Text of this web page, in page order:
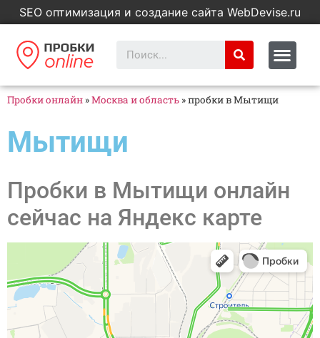
SEO оптимизация и создание сайта WebDevise.ru
Пробки онлайн »Москва и область »пробки в Мытищи
Мытищи
Пробки в Мытищи онлайн
сейчас на Яндекс карте